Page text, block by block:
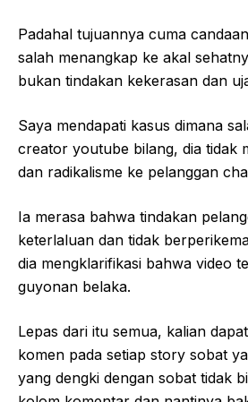
Padahal tujuannya cuma
salah menangkap ke akal
bukan tindakan kekerasan dan
Saya mendapati kasus dimana
creator youtube bilang, dia tidak
dan radikalisme ke pelanggan
Ia merasa bahwa tindakan
keterlaluan dan tidak
dia mengklarifikasi bahwa video
guyonan belaka.
Lepas dari itu semua, kalian
komen pada setiap story sobat
yang dengki dengan sobat tidak